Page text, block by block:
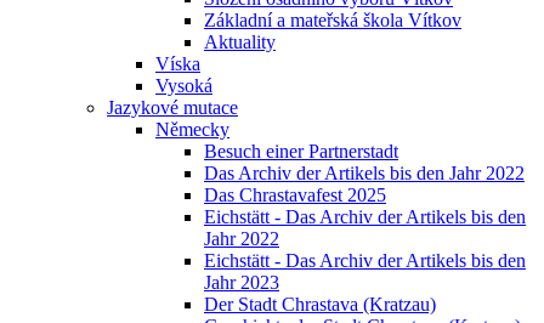
Základní a mateřská škola Vítkov
Aktuality
Víska
Vysoká
Jazykové mutace
Německy
Besuch einer Partnerstadt
Das Archiv der Artikels bis den Jahr 2022
Das Chrastavafest 2025
Eichstätt - Das Archiv der Artikels bis den
Jahr 2022
Eichstätt - Das Archiv der Artikels bis den
Jahr 2023
Der Stadt Chrastava (Kratzau)